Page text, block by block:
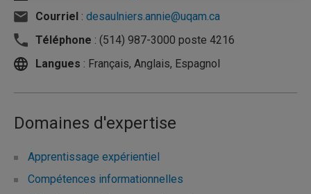
Courriel : desaulniers.annie@uqam.ca
Téléphone : (514) 987-3000 poste 4216
Langues : Français, Anglais, Espagnol
Domaines d'expertise
Apprentissage expérientiel
Compétences informationnelles